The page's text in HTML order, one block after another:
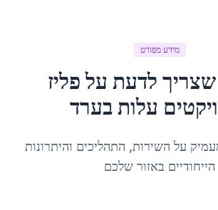
מידע מפורט
לדעת עלפליז
עלות בערד
על השירות, התהליכים והיתרונות
הייחודיים באזור שלכם